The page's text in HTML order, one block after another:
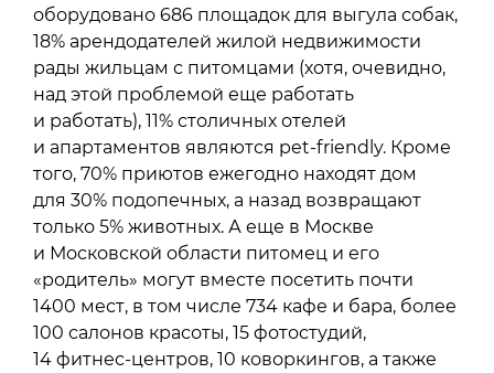
оборудовано 686 площадок для выгула собак,
18% арендодателей жилой недвижимости
рады жильцам с питомцами (хотя, очевидно,
над этой проблемой еще работать
и работать), 11% столичных отелей
и апартаментов являются pet-friendly. Кроме
того, 70% приютов ежегодно находят дом
для 30% подопечных, а назад возвращают
только 5% животных. А еще в Москве
и Московской области питомец и его
«родитель» могут вместе посетить почти
1400 мест, в том числе 734 кафе и бара, более
100 салонов красоты, 15 фотостудий,
14 фитнес-центров, 10 коворкингов, а также